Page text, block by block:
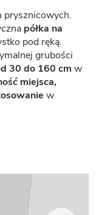
prysznicowych.
półka na
pod ręką.
grubości
30 do 160 cm w
miejsca,
w